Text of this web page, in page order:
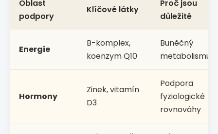
Oblast
podpory
Klíčové látky
Proč jsou
důležité
Energie
B-komplex,
koenzym Q10
Buněčný
metabolismus
Hormony
Zinek, vitamín
D3
Podpora
fyziologické
rovnováhy